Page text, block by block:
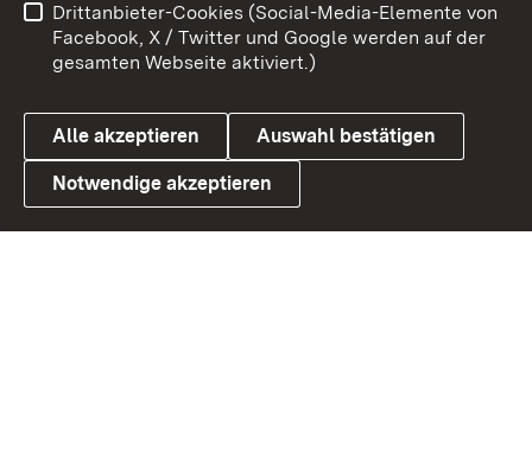
Link zum Landesportal
Barrierefreiheit
Datenschutz
Cookies
Drittanbieter-Cookies (Social-Media-Elemente von
Facebook, X / Twitter und Google werden auf der
gesamten Webseite aktiviert.)
Alle akzeptieren Auswahl bestätigen
Notwendige akzeptieren